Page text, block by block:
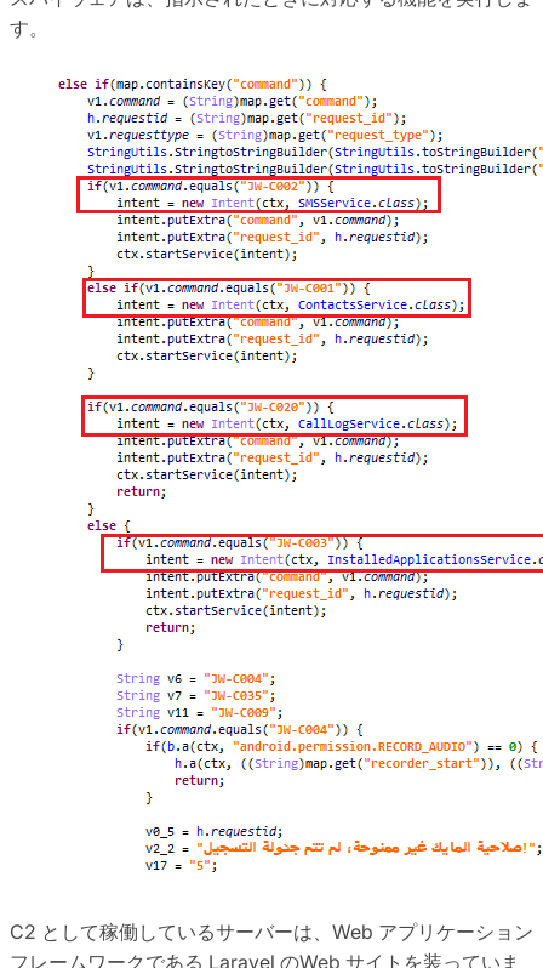
す。
C2 として稼働しているサーバーは、Web アプリケーション
フレームワークである Laravel のWeb サイトを装っていま